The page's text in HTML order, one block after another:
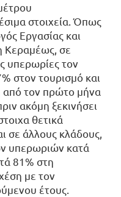
στοιχεία. Όπως
Εργασίας και
Κεραμέως, σε
υπερωρίες τον
στον τουρισμό και
από τον πρώτο μήνα
ακόμη ξεκινήσει
θετικά
σε άλλους κλάδους,
υπερωριών κατά
81% στη
με τον
έτους.